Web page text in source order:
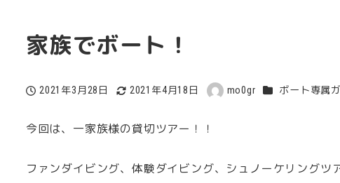
家族でボート！
投稿日
2021年3月28日
更新日
2021年4月18日
著
mo0gr カテゴリー
ボート専属
今回は、一家族様の貸切ツアー！！
ファンダイビング、体験ダイビング、シュノーケリングツ